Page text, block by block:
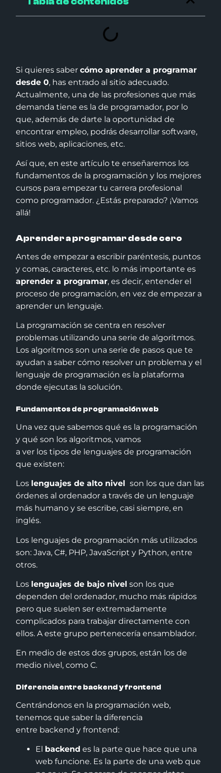
Si quieres sabercómo aprender a programar
desde 0, has entrado al sitio adecuado.
Actualmente, una de las profesiones que más
demanda tiene es la de programador, por lo
que, además de darte la oportunidad de
encontrar empleo, podrás desarrollar software,
sitios web, aplicaciones, etc.
Así que, en este artículo te enseñaremos los
fundamentos de la programación y los mejores
cursos para empezar tu carrera profesional
como programador. ¿Estás preparado? ¡Vamos
allá!
Aprender a programar desde cero
Antes de empezar a escribir paréntesis, puntos
y comas, caracteres, etc. lo más importante es
aprender a programar, es decir, entender el
proceso de programación, en vez de empezar a
aprender un lenguaje.
La programación se centra en resolver
problemas utilizando una serie de algoritmos.
Los algoritmos son una serie de pasos que te
ayudan a saber cómo resolver un problema y el
lenguaje de programación es la plataforma
donde ejecutas la solución.
Fundamentos de programación web
Una vez que sabemos qué es la programación
y qué son los algoritmos, vamos
a ver los tipos de lenguajes de programación
que existen:
Los lenguajes de alto nivel son los que dan las
órdenes al ordenador a través de un lenguaje
más humano y se escribe, casi siempre, en
inglés.
Los lenguajes de programación más utilizados
son: Java, C#, PHP, JavaScript y Python, entre
otros.
Los lenguajes de bajo nivel son los que
dependen del ordenador, mucho más rápidos
pero que suelen ser extremadamente
complicados para trabajar directamente con
ellos. A este grupo pertenecería ensamblador.
En medio de estos dos grupos, están los de
medio nivel, como C.
Diferencia entre backend y frontend
Centrándonos en la programación web,
tenemos que saber la diferencia
entre backend y frontend:
El backend es la parte que hace que una
web funcione. Es la parte de una web que